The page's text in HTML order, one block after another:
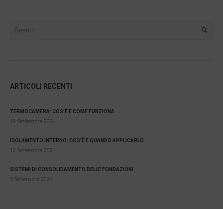
ARTICOLI RECENTI
TERMOCAMERA: COS’È E COME FUNZIONA
19 Settembre 2024
ISOLAMENTO INTERNO: COS’È E QUANDO APPLICARLO
12 Settembre 2024
SISTEMI DI CONSOLIDAMENTO DELLE FONDAZIONI
5 Settembre 2024